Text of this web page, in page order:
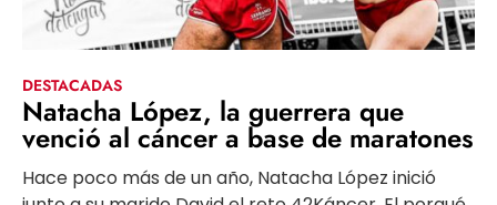
DESTACADAS
Natacha López, la guerrera que
venció al cáncer a base de maratones
Hace poco más de un año, Natacha López inició